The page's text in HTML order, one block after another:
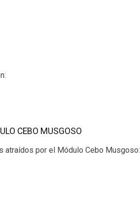
CEBO MUSGOSO
atraídos por el Módulo Cebo Musgoso: